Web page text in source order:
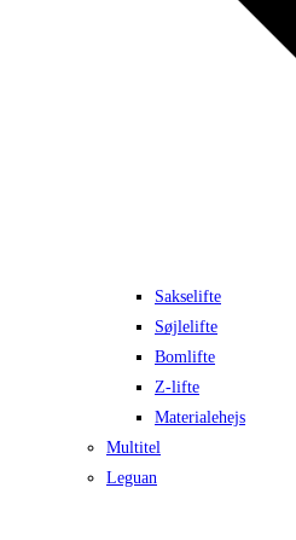
Sakselifte
Søjlelifte
Bomlifte
Z-lifte
Materialehejs
Multitel
Leguan